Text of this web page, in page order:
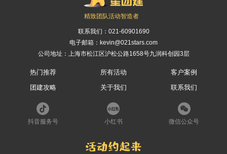
精致团队活动智造者
联系我们： 021-60901690
电子邮箱：kevin@021stars.com
公司地址：上海市松江区沪松公路1658号九润科创园3层
热门推荐 所有活动
客户案例
团建攻略
关于我们 联系我们
抖音服务号 小红书 微信公众号